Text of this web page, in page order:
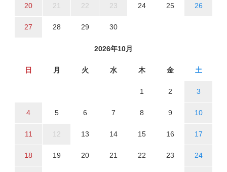
20 21 22 23 24 25 26
27 28 29 30
2026年10月
日 月 火 水 木 金 土
1 2 3
4 5 6 7 8 9 10
11 12 13 14 15 16 17
18 19 20 21 22 23 24